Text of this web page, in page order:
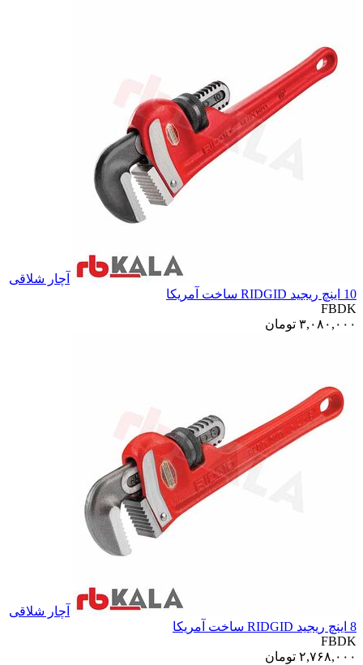
آچار شلاقی
10 اینچ ریجید RIDGID ساخت آمریکا
FBDK
۳,۰۸۰,۰۰۰ تومان
آچار شلاقی
8 اینچ ریجید RIDGID ساخت آمریکا
FBDK
۲,۷۶۸,۰۰۰ تومان